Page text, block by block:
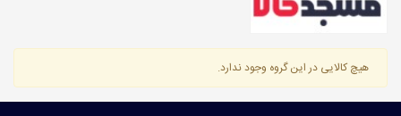
هیچ کالایی در این گروه وجود ندارد.